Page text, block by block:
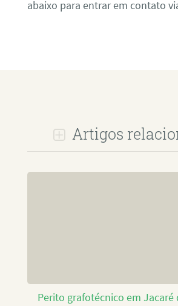
abaixo para entrar em contato
Artigos
Perito grafotécnico em Jacaré